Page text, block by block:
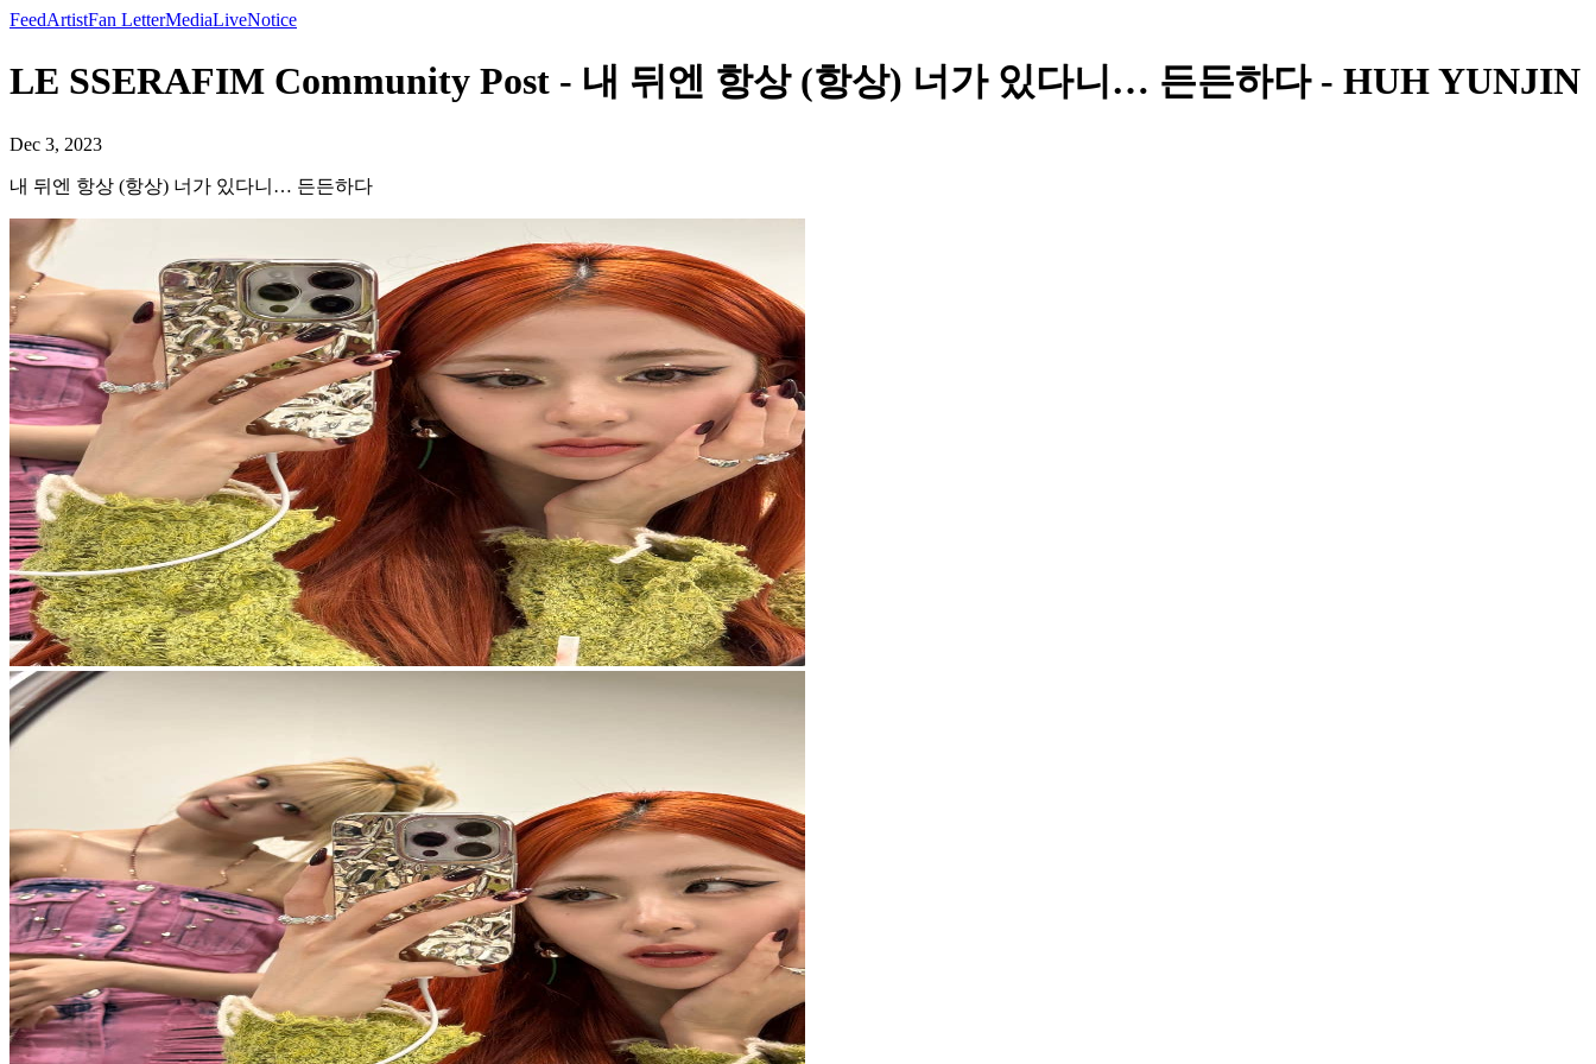
FeedArtistFan LetterMediaLiveNotice
LE SSERAFIM Community Post - 내 뒤엔 항상 (항상) 너가 있다니… 든든하다 - HUH YUNJIN
Dec 3, 2023
내 뒤엔 항상 (항상) 너가 있다니… 든든하다